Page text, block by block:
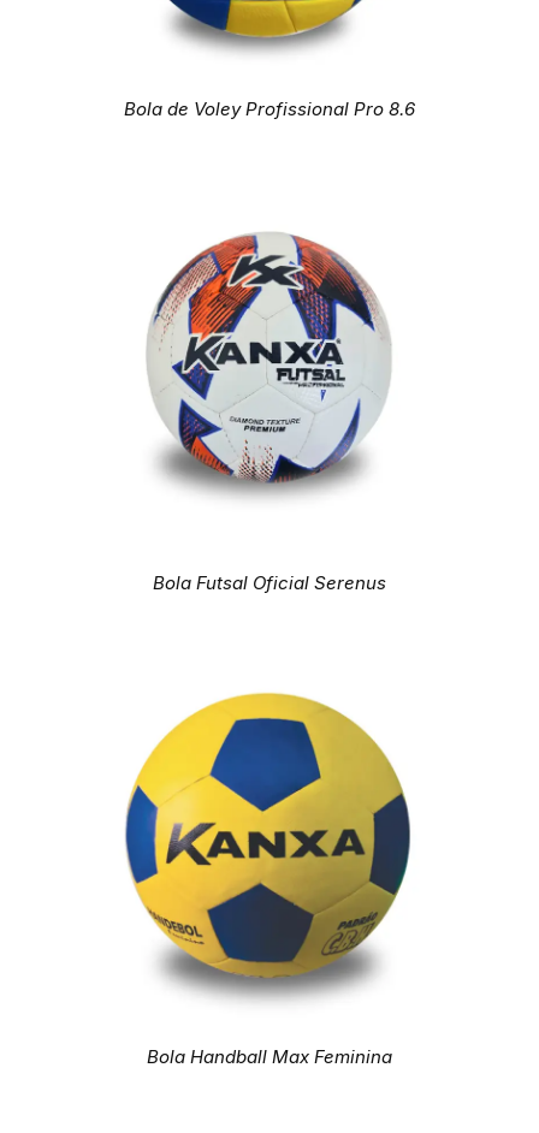
Bola de Voley Profissional Pro 8.6
Bola Futsal Oficial Serenus
Bola Handball Max Feminina